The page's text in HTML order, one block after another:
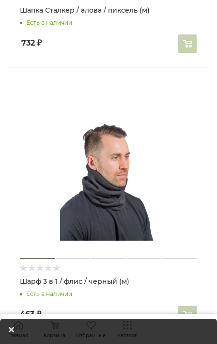
Шапка Сталкер / алова / пиксель (м)
Есть в наличии
732 ₽
Шарф 3 в 1 / флис / черный (м)
Есть в наличии
463₽
Главная Корзина Избранные Каталог